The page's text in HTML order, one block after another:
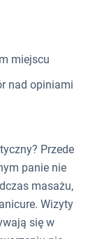
miejscu
nad opiniami
Przede
panie nie
masażu,
Wizyty
się w